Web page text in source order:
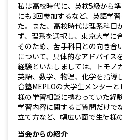
私は高校時代に、英検5級から
にも3回参加するなど、英語学
た。また、高校時代は理系科目
ず、理系を選択し、東京大学に
そのため、苦手科目との向き合
について、具体的なアドバイス
経験といたしましては、トモノ
英語、数学、物理、化学を指導
合塾MEPLOの大学生メンター
様の学習相談に携わっていた経
学習内容に関するご質問だけで
立て方など、幅広い面で生徒様
当会からの紹介